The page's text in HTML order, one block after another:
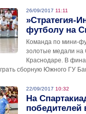
26/09/2017 11:11
»Стратегия-
футболу на
Команда по мини-
золотые медали на
Краснодаре. В
сборную Южного ГУ
22/09/2017 10:32
На
победителей